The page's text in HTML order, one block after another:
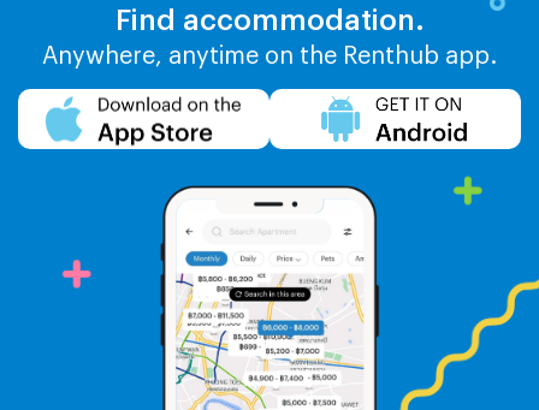
Find accommodation.
Anywhere, anytime on the Renthub app.